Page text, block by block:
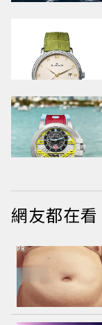
網友都在看
PR